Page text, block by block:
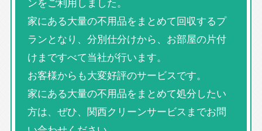
家にある大量の不用品をまとめて回収するプ
ランとなり、分別仕分けから、お部屋の片付
けまですべて当社が行います。
お客様からも大変好評のサービスです。
家にある大量の不用品をまとめて処分したい
方は、ぜひ、関西クリーンサービスまでお問